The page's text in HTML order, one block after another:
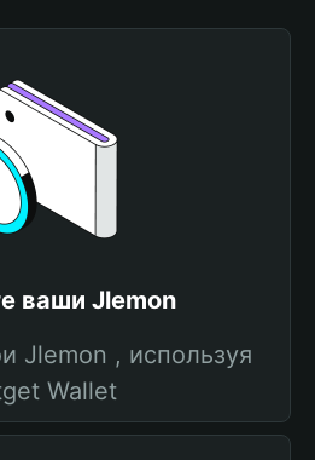
ваши Jlemon
Jlemon , используя
Wallet